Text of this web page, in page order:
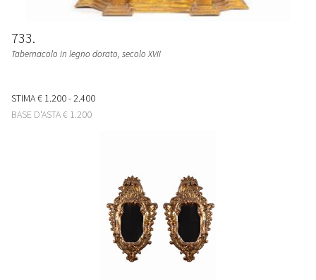
733
Tabernacolo in legno dorato, secolo XVII
STIMA€ 1.200 - 2.400
BASE D'ASTA€ 1.200